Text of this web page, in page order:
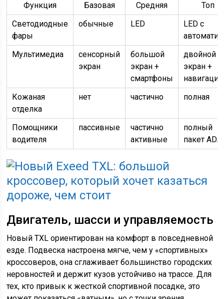
Функция
Базовая Средняя
Топ
Светодиодные
фары
обычные LED
LED с
Мультимедиа
сенсорный
экран
большой
экран +
смартфоны
двойной
экран +
навигация
Кожаная
отделка
нет частично полная
Помощники
водителя
пассивные
частично
активные
полный
пакет
Двигатель, шасси и управляемость
Новый TXL ориентирован на комфорт в повседневной
езде. Подвеска настроена мягче, чем у «спортивных»
кроссоверов, она сглаживает большинство городских
неровностей и держит кузов устойчиво на трассе. Для
тех, кто привык к жесткой спортивной посадке, это